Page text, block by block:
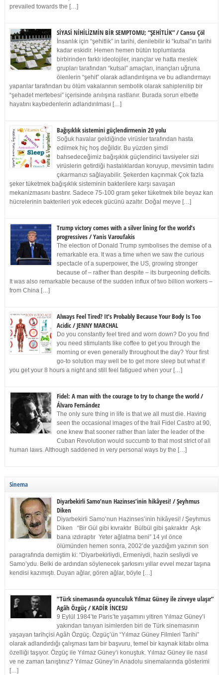
prevailed towards the […]
SİYASİ NİHİLİZMİN BİR SEMPTOMU; “ŞEHİTLİK” / Cansu Çöl
İnsanlık için “şehitlik” in tarihi, denilebilir ki “kutsal”ın tarihi
kadar eskidir. Hemen hemen bütün toplumlarda
birbirinden farklı ideolojiler, inançlar ve hatta meslek
grupları tarafından “kutsal” amaçları, inançları uğruna
ölenlerin “şehit” olarak adlandırılışına ve bu adlandırmayı
yapanlar tarafından bu ölüm vakalarının sembolik olarak sahiplenilip bir
“şehadet mertebesi” içerisinde anılışına rastlanır. Burada sorun elbette
hayatını kaybedenlerin adlandırılması […]
Bağışıklık sistemini güçlendirmenin 20 yolu
Soğuk havalar geldiğinde virüsler tarafından hasta
edilmek hiç hoş değildir. Bu yüzden şimdi
bahsedeceğimiz bağışıklık güçlendirici tavsiyeler sizi
virüslerin getirdiği hastalıklardan koruyup, mevsimin tadını
çıkarmanızı sağlayabilir. Şekerden kaçınmak Çok fazla
şeker tüketmek bağışıklık sisteminin bakterilere karşı savaşan
mekanizmasını bastırır. Sadece 75-100 gram şeker tüketmek bile beyaz kan
hücrelerinin bakterileri yok edecek gücünü azaltır. Doğal meyve […]
Trump victory comes with a silver lining for the world’s
progressives / Yanis Varoufakis
The election of Donald Trump symbolises the demise of a
remarkable era. It was a time when we saw the curious
spectacle of a superpower, the US, growing stronger
because of – rather than despite – its burgeoning deficits.
It was also remarkable because of the sudden influx of two billion workers –
from China […]
Always Feel Tired? It’s Probably Because Your Body Is Too
Acidic / JENNY MARCHAL
Do you constantly feel tired and worn down? Do you find
you need stimulants like coffee to get you through the
morning or even generally throughout the day? Your first
go-to solution may well be to get more sleep but what if
you get your 8 hours a night and still feel fatigued when your […]
Fidel: A man with the courage to try to change the world /
Álvaro Fernández
The only sure thing in life is that we all must die. Having
seen the occasional images of the frail Fidel Castro at 90,
one knew that sooner rather than later the leader of the
Cuban Revolution would succumb to that most strict of all
human laws. Although saddened in very personal ways by the […]
Sinema
Diyarbekirli Samo’nun Hazinses’inin hikâyesi! / Şeyhmus
Diken
Diyarbekirli Samo’nun Hazinses’inin hikâyesi! / Şeyhmus
Diken “Bir Gül gibi kıvraktır Bülbül gibi şakraktır Aşk
bana ızdıraptır Yeter ağlatma beni” 14 yıl önce
ölümünden hemen sonra, 2002’de yazdığım yazının son
paragrafında demiştim ki: “Diyarbekirliydi, Ermeniydi, hazin sesliydi ve
Samo’ydu. Belki de ardından söylenecek şarkısını yıllar evvel mezar taşına
kendisi kazımıştı. Duyan ağlar, gören ağlar, böyle […]
“Türk sinemasında oyunculuk Yılmaz Güney ile zirveye ulaşır”
Agâh Özgüç / KADİR İNCESU
9 Eylül 1984’te Paris’te yaşamını yitiren Yılmaz Güney’i
yakından tanıyan isimlerden biri de Türk sinemasının
yaşayan tarihçisi Agâh Özgüç. Özgüç’ün “Yılmaz Güney Filmleri Tarihi”
olarak adlandırdığı çalışması tam bir başvuru, temel bir kaynak kitabı olma
özelliği taşıyor. Özgüç ile Yılmaz Güney’i konuştuk. Yılmaz Güney ile nasıl
ve ne zaman tanıştınız? Yılmaz Güney’in Anadolu sinemalarında gösterimi
[…]